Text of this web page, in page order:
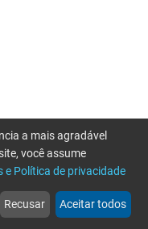
web
Notícias
more_horiz
Mais
a mais agradável
você assume
e Política de privacidade
Recusar Aceitar todos
novamente